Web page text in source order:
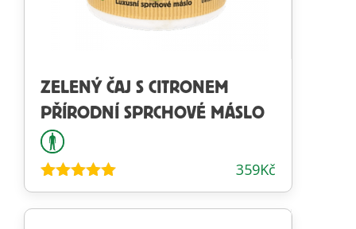
ZELENÝ ČAJ S CITRONEM
PŘÍRODNÍ SPRCHOVÉ MÁSLO
Hodnocení
359Kč